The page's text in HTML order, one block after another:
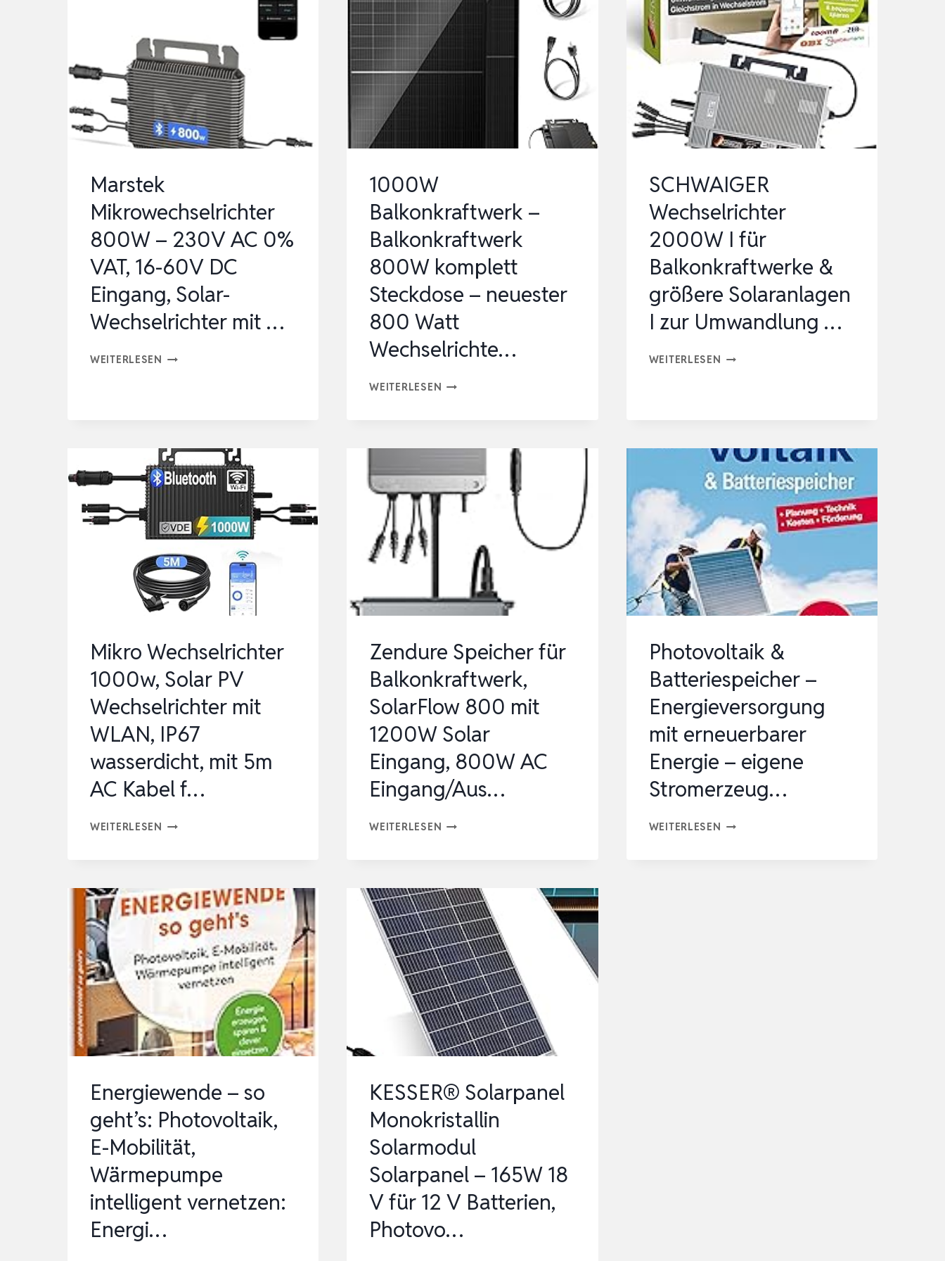
Marstek
Mikrowechselrichter
800W – 230V AC 0%
VAT, 16-60V DC
Eingang, Solar-
Wechselrichter mit …
WEITERLESEN MARSTEK
AC
0%
16-
DC
EINGANG,
SOLAR-
MIT
…
1000W
Balkonkraftwerk –
Balkonkraftwerk
800W komplett
Steckdose – neuester
800 Watt
Wechselrichte…
WEITERLESEN 1000W
BALKONKRAFTWERK
KOMPLETT
STECKDOSE
NEUESTER
WATT
WECHSELRICHTE…
SCHWAIGER
Wechselrichter
2000W I für
Balkonkraftwerke &
größere Solaranlagen
I zur Umwandlung …
WEITERLESEN SCHWAIGER
BALKONKRAFTWERKE
&
GRÖSSERE S
OLARANLAGEN I
Z
UR U
MWANDLUNG …
Mikro Wechselrichter
1000w, Solar PV
Wechselrichter mit
WLAN, IP67
wasserdicht, mit 5m
AC Kabel f…
WEITERLESEN MIKRO
SOLAR
PV
WECHSELRICHTER
MIT
WLAN,
IP67
WASSERDICHT,
MIT
5M
KABEL
F…
Zendure Speicher für
Balkonkraftwerk,
SolarFlow 800 mit
1200W Solar
Eingang, 800W AC
Eingang/Aus…
WEITERLESEN ZENDURE
BALKONKRAFTWERK,
SOLARFLOW
800
MIT
1200W
SOLAR
EINGANG,
800W
AC
Photovoltaik &
Batteriespeicher –
Energieversorgung
mit erneuerbarer
Energie – eigene
Stromerzeug…
WEITERLESEN PHOTOVOLTAIK
Energiewende – so
geht’s: Photovoltaik,
E-Mobilität,
Wärmepumpe
intelligent vernetzen:
Energi…
KESSER® Solarpanel
Monokristallin
Solarmodul
Solarpanel – 165W 18
V für 12 V Batterien,
Photovo…